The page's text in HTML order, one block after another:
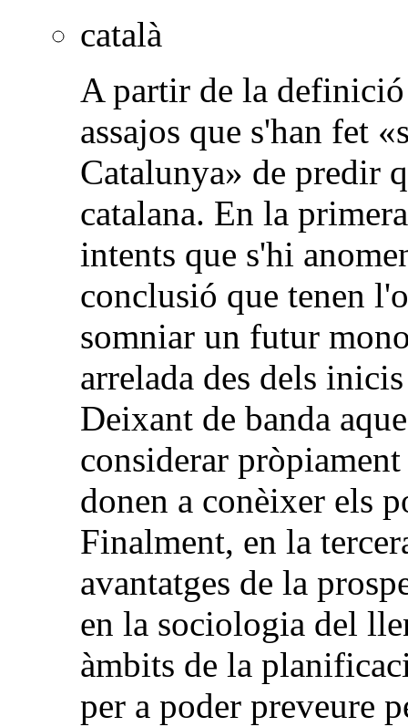
català
A partir de la
assajos que s'han fet
Catalunya» de predir
catalana. En la
intents que s'hi
conclusió que tenen
somniar un futur
arrelada des dels
Deixant de banda
considerar
donen a conèixer els
Finalment, en la
avantatges de la
en la sociologia del
àmbits de la
per a poder preveure